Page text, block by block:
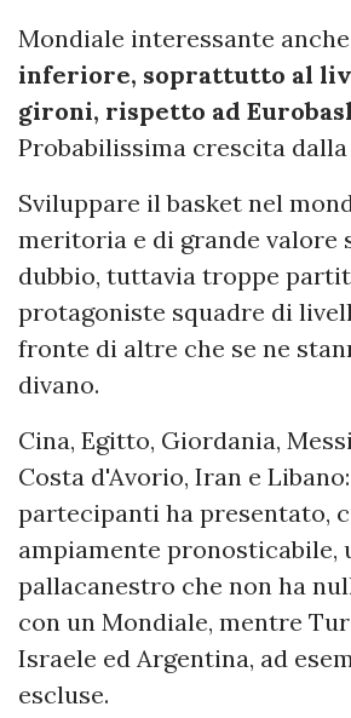
Mondiale interessante
inferiore, soprattutto al
gironi, rispetto ad
Probabilissima crescita dalla
Sviluppare il basket nel
meritoria e di grande valore
dubbio, tuttavia troppe
protagoniste squadre di
fronte di altre che se ne
divano.
Cina, Egitto, Giordania,
Costa d'Avorio, Iran e
partecipanti ha presentato,
ampiamente pronosticabile,
pallacanestro che non ha
con un Mondiale, mentre
Israele ed Argentina, ad
escluse.